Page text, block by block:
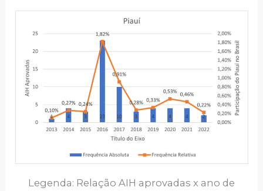
Legenda: Relação AIH aprovadas x ano de